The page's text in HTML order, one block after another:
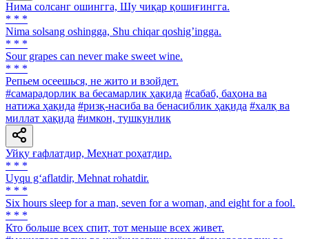
Нима солсанг ошингга, Шу чиқар қошиғингга.
* * *
Nima solsang oshingga, Shu chiqar qoshigʼingga.
* * *
Sour grapes can never make sweet wine.
* * *
Репьем осеешься, не жито и взойдет.
#самарадорлик ва бесамарлик ҳақида #сабаб, баҳона ва
натижа ҳақида #ризқ-насиба ва бенасиблик ҳақида #халқ ва
миллат ҳақида #имкон, тушкунлик
Уйқу ғафлатдир, Меҳнат роҳатдир.
* * *
Uyqu g‘aflatdir, Mehnat rohatdir.
* * *
Six hours sleep for a man, seven for a woman, and eight for a fool.
* * *
Кто больше всех спит, тот меньше всех живет.